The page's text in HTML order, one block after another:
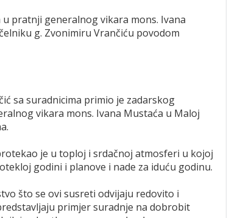
pratnji generalnog vikara mons. Ivana
g. Zvonimiru Vrančiću povodom
sa suradnicima primio je zadarskog
vikara mons. Ivana Mustaća u Maloj
je u toploj i srdačnoj atmosferi u kojoj
godini i planove i nade za iduću godinu.
što se ovi susreti odvijaju redovito i
primjer suradnje na dobrobit